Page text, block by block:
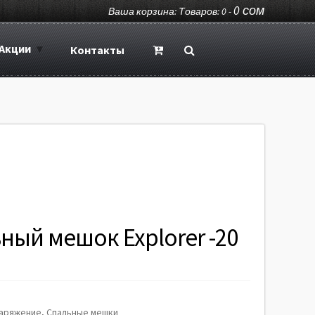
Ваша корзина: Товаров: 0 -0сом
Контакты
мешок Explorer -20